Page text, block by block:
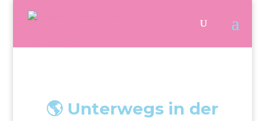
🌎 Unterwegs in der